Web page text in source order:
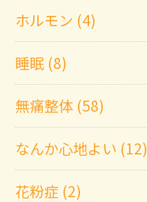
ホルモン (4)
睡眠 (8)
無痛整体 (58)
なんか心地よい (12)
花粉症 (2)